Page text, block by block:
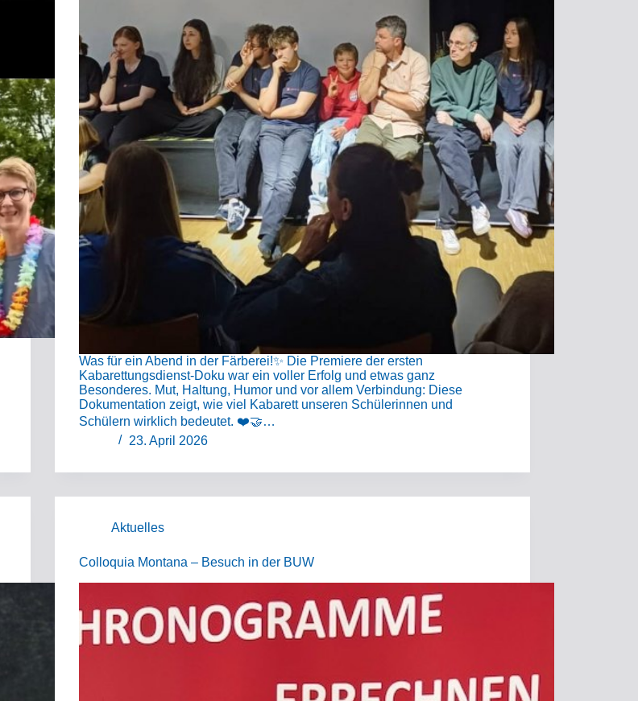
Was für ein Abend in der Färberei!✨️ Die Premiere der ersten
Kabarettungsdienst-Doku war ein voller Erfolg und etwas ganz
Besonderes. Mut, Haltung, Humor und vor allem Verbindung: Diese
Dokumentation zeigt, wie viel Kabarett unseren Schülerinnen und
Schülern wirklich bedeutet. ❤️🤝…
23. April 2026
Aktuelles
Colloquia Montana – Besuch in der BUW